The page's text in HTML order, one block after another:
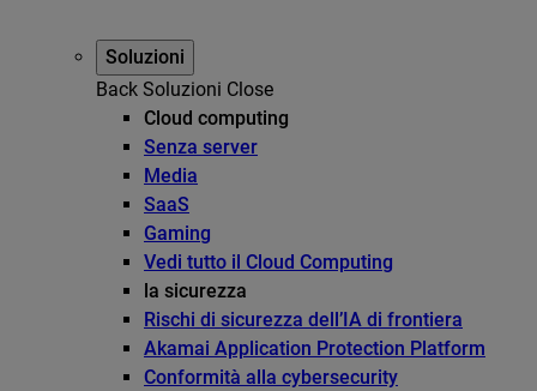
Soluzioni
Back Soluzioni Close
Cloud computing
Senza server
Media
SaaS
Gaming
Vedi tutto il Cloud Computing
la sicurezza
Rischi di sicurezza dell’IA di frontiera
Akamai Application Protection Platform
Conformità alla cybersecurity